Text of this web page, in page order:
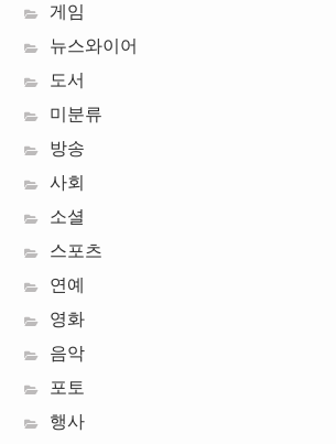
게임
뉴스와이어
도서
미분류
방송
사회
소셜
스포츠
연예
영화
음악
포토
행사